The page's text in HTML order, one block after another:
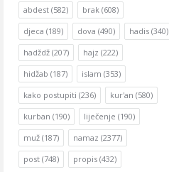
abdest (582) brak (608)
djeca (189) dova (490) hadis (340)
hadždž (207) hajz (222)
hidžab (187) islam (353)
kako postupiti (236) kur'an (580)
kurban (190) liječenje (190)
muž (187) namaz (2377)
post (748) propis (432)